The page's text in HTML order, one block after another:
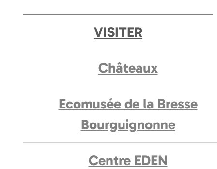
VISITER
Châteaux
Ecomusée de la Bresse
Bourguignonne
Centre EDEN